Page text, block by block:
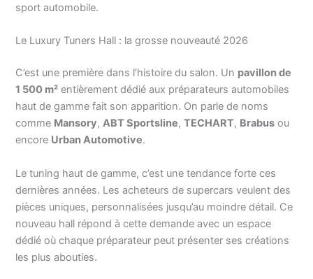
sport automobile.
Le Luxury Tuners Hall : la grosse nouveauté 2026
C’est une première dans l’histoire du salon. Un pavillon de
1 500 m² entièrement dédié aux préparateurs automobiles
haut de gamme fait son apparition. On parle de noms
comme Mansory,ABT Sportsline,TECHART, Brabus ou
encore Urban Automotive.
Le tuning haut de gamme, c’est une tendance forte ces
dernières années. Les acheteurs de supercars veulent des
pièces uniques, personnalisées jusqu’au moindre détail. Ce
nouveau hall répond à cette demande avec un espace
dédié où chaque préparateur peut présenter ses créations
les plus abouties.